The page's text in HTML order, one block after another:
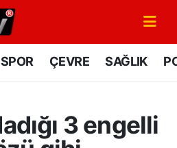
SPOR ÇEVRE SAĞLIK
3 engelli